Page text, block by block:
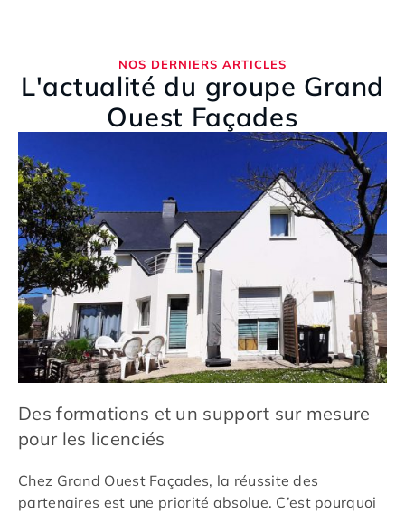
NOS DERNIERS ARTICLES
L'actualité du groupe Grand
Ouest Façades
Des formations et un support sur mesure
pour les licenciés
Chez Grand Ouest Façades, la réussite des
partenaires est une priorité absolue. C’est pourquoi